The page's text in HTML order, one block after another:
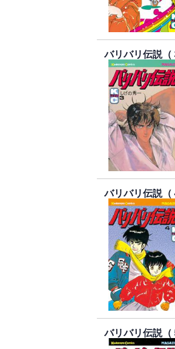
バリバリ伝説（
バリバリ伝説（
バリバリ伝説（